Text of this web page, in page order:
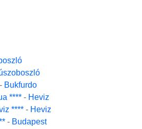
- Bukfurdo
**** - Heviz
**** - Heviz
- Budapest